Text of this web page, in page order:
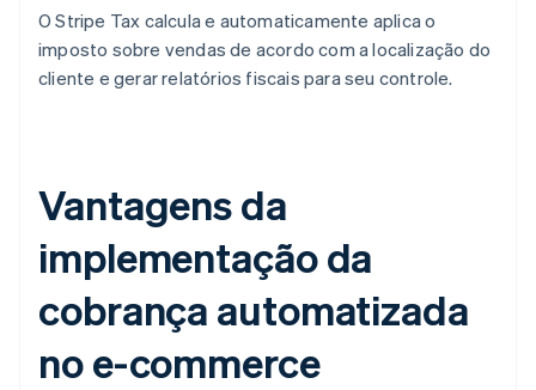
O Stripe Tax calcula e automaticamente aplica o
imposto sobre vendas de acordo com a localização do
cliente e gerar relatórios fiscais para seu controle.
Vantagens da
implementação da
cobrança automatizada
no e-commerce